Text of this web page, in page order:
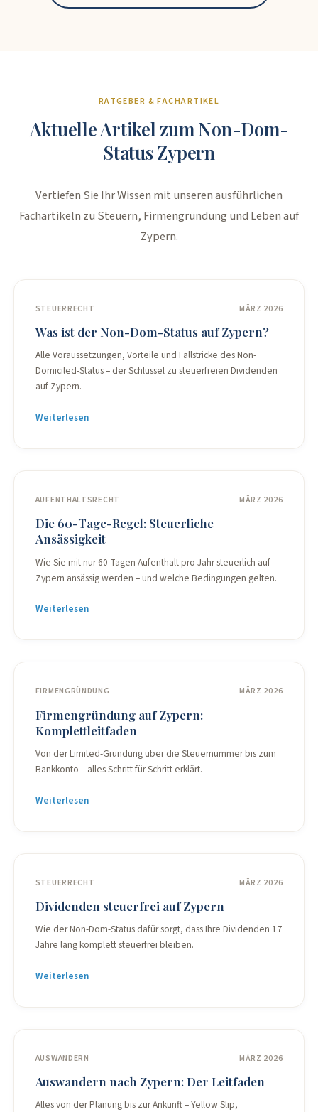
RATGEBER & FACHARTIKEL
Aktuelle Artikel zum Non-Dom-
Status Zypern
Vertiefen Sie Ihr Wissen mit unseren ausführlichen
Fachartikeln zu Steuern, Firmengründung und Leben auf
Zypern.
STEUERRECHT MÄRZ 2026
Was ist der Non-Dom-Status auf Zypern?
Alle Voraussetzungen, Vorteile und Fallstricke des Non-
Domiciled-Status – der Schlüssel zu steuerfreien Dividenden
auf Zypern.
Weiterlesen
AUFENTHALTSRECHT MÄRZ 2026
Die 60-Tage-Regel: Steuerliche
Ansässigkeit
Wie Sie mit nur 60 Tagen Aufenthalt pro Jahr steuerlich auf
Zypern ansässig werden – und welche Bedingungen gelten.
Weiterlesen
FIRMENGRÜNDUNG MÄRZ 2026
Firmengründung auf Zypern:
Komplettleitfaden
Von der Limited-Gründung über die Steuernummer bis zum
Bankkonto – alles Schritt für Schritt erklärt.
Weiterlesen
STEUERRECHT MÄRZ 2026
Dividenden steuerfrei auf Zypern
Wie der Non-Dom-Status dafür sorgt, dass Ihre Dividenden 17
Jahre lang komplett steuerfrei bleiben.
Weiterlesen
AUSWANDERN MÄRZ 2026
Auswandern nach Zypern: Der Leitfaden
Alles von der Planung bis zur Ankunft – Yellow Slip,